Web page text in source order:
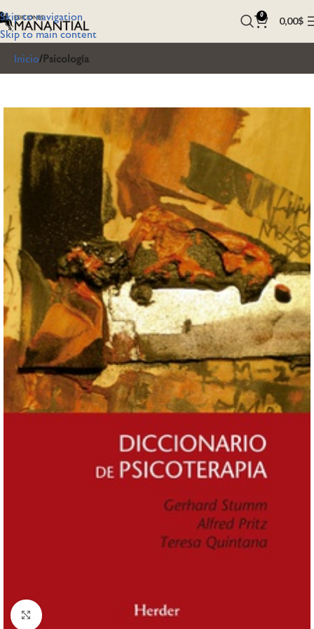
Skip to navigation
Skip to main content
0 0,00$
Inicio Psicología
Click to enlarge